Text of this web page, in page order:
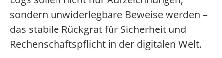
sondern unwiderlegbare Beweise werden –
das stabile Rückgrat für Sicherheit und
Rechenschaftspflicht in der digitalen Welt.